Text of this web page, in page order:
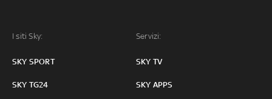
I siti Sky:
SKY SPORT
SKY TG24
Servizi:
SKY TV
SKY APPS